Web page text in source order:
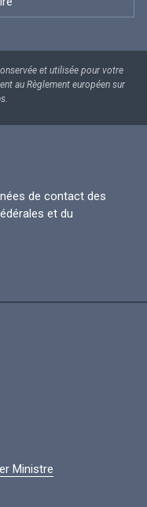
et utilisée pour votre
au Règlement européen sur
de contact des
et du
Ministre